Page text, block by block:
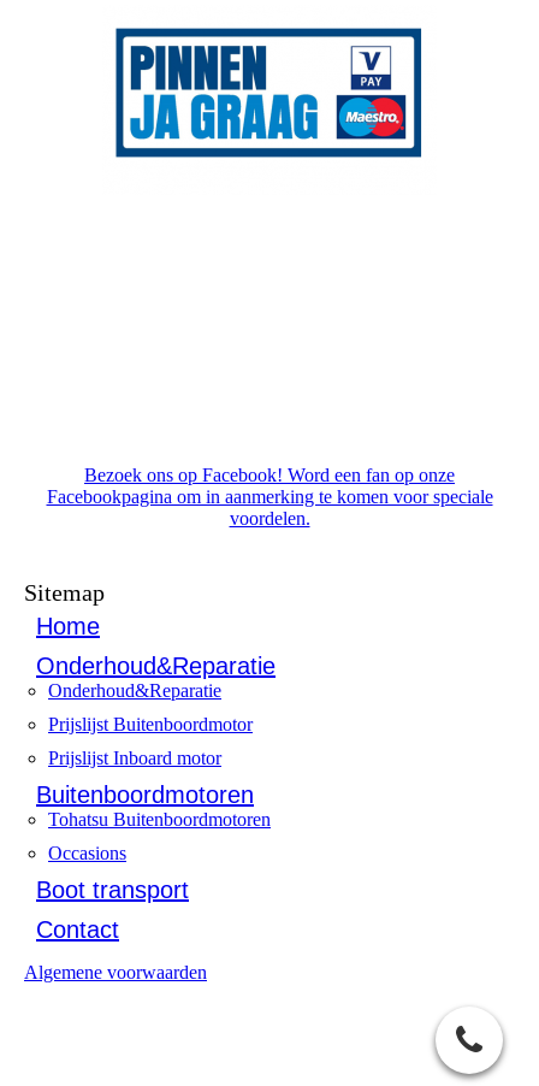
Bezoek ons op Facebook! Word een fan op onze
Facebookpagina om in aanmerking te komen voor speciale
voordelen.
Sitemap
Home
Onderhoud&Reparatie
Onderhoud&Reparatie
Prijslijst Buitenboordmotor
Prijslijst Inboard motor
Buitenboordmotoren
Tohatsu Buitenboordmotoren
Occasions
Boot transport
Contact
Algemene voorwaarden